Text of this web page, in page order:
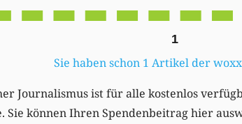
1
Sie haben schon 1 Artikel der
Journalismus ist für alle kostenlos
können Ihren Spendenbeitrag hier